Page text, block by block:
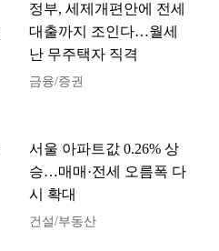
정부, 세제개편안에 전세
대출까지 조인다…월세
난 무주택자 직격
금융/증권
서울 아파트값 0.26% 상
승…매매·전세 오름폭 다
시 확대
건설/부동산